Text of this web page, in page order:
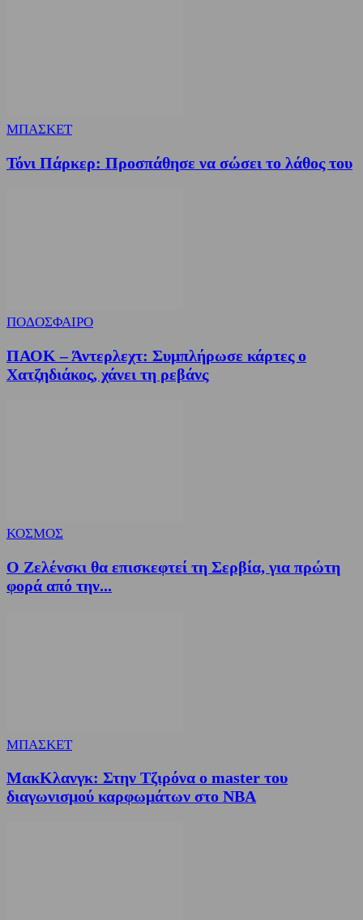
ΜΠΑΣΚΕΤ
Τόνι Πάρκερ: Προσπάθησε να σώσει το λάθος του
ΠΟΔΟΣΦΑΙΡΟ
ΠΑΟΚ – Άντερλεχτ: Συμπλήρωσε κάρτες ο
Χατζηδιάκος, χάνει τη ρεβάνς
ΚΟΣΜΟΣ
Ο Ζελένσκι θα επισκεφτεί τη Σερβία, για πρώτη
φορά από την...
ΜΠΑΣΚΕΤ
ΜακΚλανγκ: Στην Τζιρόνα ο master του
διαγωνισμού καρφωμάτων στο ΝΒΑ